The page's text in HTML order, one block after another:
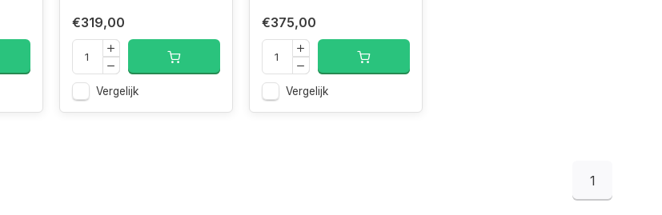
€319,00
Vergelijk
€375,00
Vergelijk
1